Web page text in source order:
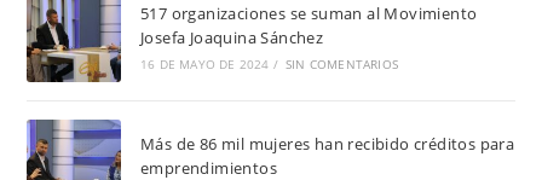
517 organizaciones se suman al Movimiento
Josefa Joaquina Sánchez
16 DE MAYO DE 2024 / SIN COMENTARIOS
Más de 86 mil mujeres han recibido créditos para
emprendimientos